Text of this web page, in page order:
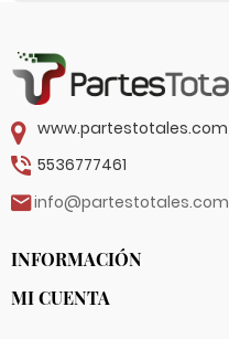
www.partestotales.com
5536777461
info@partestotales.com
INFORMACIÓN
MI CUENTA